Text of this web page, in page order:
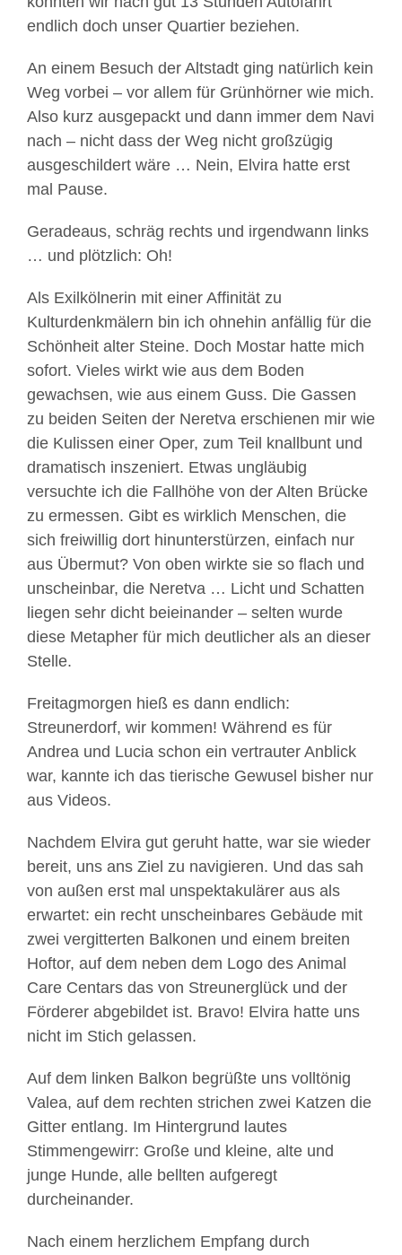
endlich doch unser Quartier beziehen.
An einem Besuch der Altstadt ging natürlich kein
Weg vorbei – vor allem für Grünhörner wie mich.
Also kurz ausgepackt und dann immer dem Navi
nach – nicht dass der Weg nicht großzügig
ausgeschildert wäre … Nein, Elvira hatte erst
mal Pause.
Geradeaus, schräg rechts und irgendwann links
… und plötzlich: Oh!
Als Exilkölnerin mit einer Affinität zu
Kulturdenkmälern bin ich ohnehin anfällig für die
Schönheit alter Steine. Doch Mostar hatte mich
sofort. Vieles wirkt wie aus dem Boden
gewachsen, wie aus einem Guss. Die Gassen
zu beiden Seiten der Neretva erschienen mir wie
die Kulissen einer Oper, zum Teil knallbunt und
dramatisch inszeniert. Etwas ungläubig
versuchte ich die Fallhöhe von der Alten Brücke
zu ermessen. Gibt es wirklich Menschen, die
sich freiwillig dort hinunterstürzen, einfach nur
aus Übermut? Von oben wirkte sie so flach und
unscheinbar, die Neretva … Licht und Schatten
liegen sehr dicht beieinander – selten wurde
diese Metapher für mich deutlicher als an dieser
Stelle.
Freitagmorgen hieß es dann endlich:
Streunerdorf, wir kommen! Während es für
Andrea und Lucia schon ein vertrauter Anblick
war, kannte ich das tierische Gewusel bisher nur
aus Videos.
Nachdem Elvira gut geruht hatte, war sie wieder
bereit, uns ans Ziel zu navigieren. Und das sah
von außen erst mal unspektakulärer aus als
erwartet: ein recht unscheinbares Gebäude mit
zwei vergitterten Balkonen und einem breiten
Hoftor, auf dem neben dem Logo des Animal
Care Centars das von Streunerglück und der
Förderer abgebildet ist. Bravo! Elvira hatte uns
nicht im Stich gelassen.
Auf dem linken Balkon begrüßte uns volltönig
Valea, auf dem rechten strichen zwei Katzen die
Gitter entlang. Im Hintergrund lautes
Stimmengewirr: Große und kleine, alte und
junge Hunde, alle bellten aufgeregt
durcheinander.
Nach einem herzlichem Empfang durch